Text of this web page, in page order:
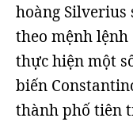
hoàng
theo mệnh lệnh
thực hiện một
biến
thành phố tiên